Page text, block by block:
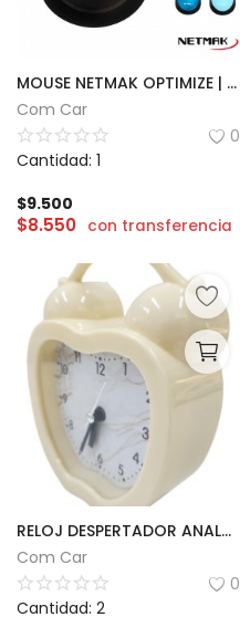
MOUSE NETMAK OPTIMIZE | EDGE M680
Com Car
0
Cantidad: 1
$9.500
$8.550 con transferencia
RELOJ DESPERTADOR ANALÓGICO
Com Car
0
Cantidad: 2